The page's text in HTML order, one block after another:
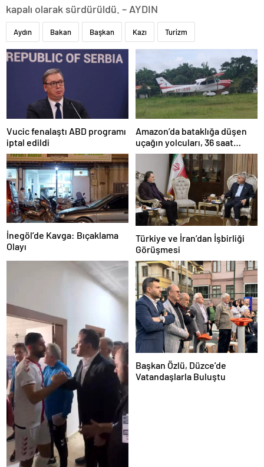
kapalı olarak sürdürüldü. – AYDIN
Aydın Bakan Başkan Kazı Turizm
Vucic fenalaştı ABD programı
iptal edildi
Amazon’da bataklığa düşen
uçağın yolcuları, 36 saat
kurtarılmayı bekledi
İnegöl’de Kavga: Bıçaklama
Olayı
Türkiye ve İran’dan İşbirliği
Görüşmesi
Başkan Özlü, Düzce’de
Vatandaşlarla Buluştu